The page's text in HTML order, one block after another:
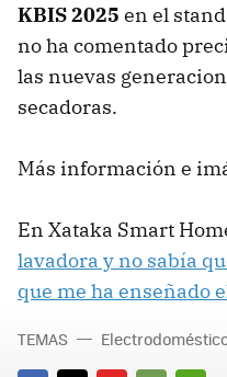
KBIS 2025 en el
no ha comentado
las nuevas
secadoras.
Más información e
En Xataka Smart
lavadora y no sabía
que me ha enseñado
TEMAS